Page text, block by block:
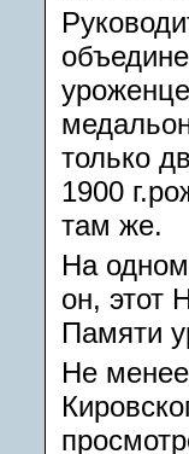
только
1900
там же.
На
он, этот
Памяти
Не менее